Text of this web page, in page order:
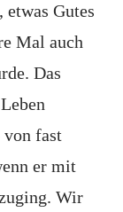
etwas Gutes
Mal auch
Das
von fast
er mit
Wir